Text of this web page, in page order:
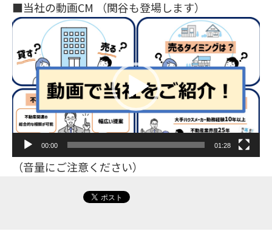
■当社の動画CM （関谷も登場します）
動
プ
レ
ー
ヤ
00:00 01:28
（音量にご注意ください）